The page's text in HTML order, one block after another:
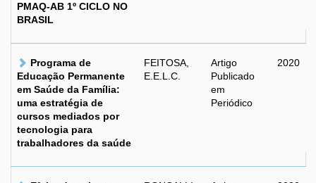
PMAQ-AB 1º CICLO NO
BRASIL
Programa de
Educação Permanente
em Saúde da Família:
uma estratégia de
cursos mediados por
tecnologia para
trabalhadores da saúde
FEITOSA,
E.E.L.C.
Artigo
Publicado
em
Periódico
2020